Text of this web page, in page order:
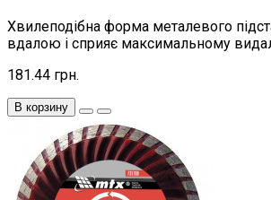
Хвилеподібна форма металевого
вдалою і сприяє максимальному
181.44 грн.
В корзину